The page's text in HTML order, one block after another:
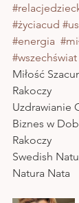
#życiacud
#energia
#wszechświat
Miłość
Rakoczy
Uzdrawianie
Biznes w
Rakoczy
Swedish
Natura Nata